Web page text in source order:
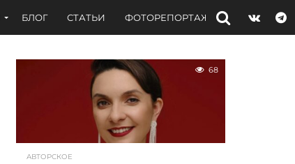
БЛОГ СТАТЬИ ФОТОРЕПОРТАЖИ ИНТЕРВЬЮ
68
АВТОРСКОЕ